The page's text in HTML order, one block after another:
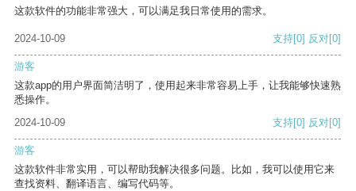
这款软件的功能非常强大，可以满足我日常使用的需求。
2024-10-09 支持[0] 反对[0]
游客
这款app的用户界面简洁明了，使用起来非常容易上手，让我能够快速熟
悉操作。
2024-10-09
支持[0] 反对[0]
游客
这款软件非常实用，可以帮助我解决很多问题。比如，我可以使用它来
查找资料、翻译语言、编写代码等。